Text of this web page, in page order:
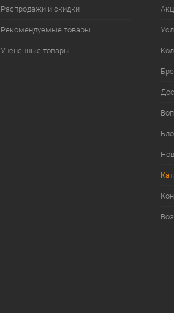
Распродажи и скидки
Рекомендуемые товары
Уцененные товары